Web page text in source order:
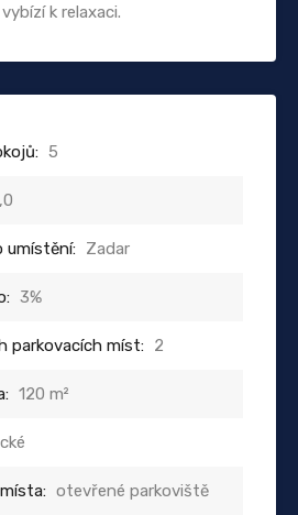
k relaxaci.
5
umístění: Zadar
3%
parkovacích míst: 2
120 m²
otevřené parkoviště